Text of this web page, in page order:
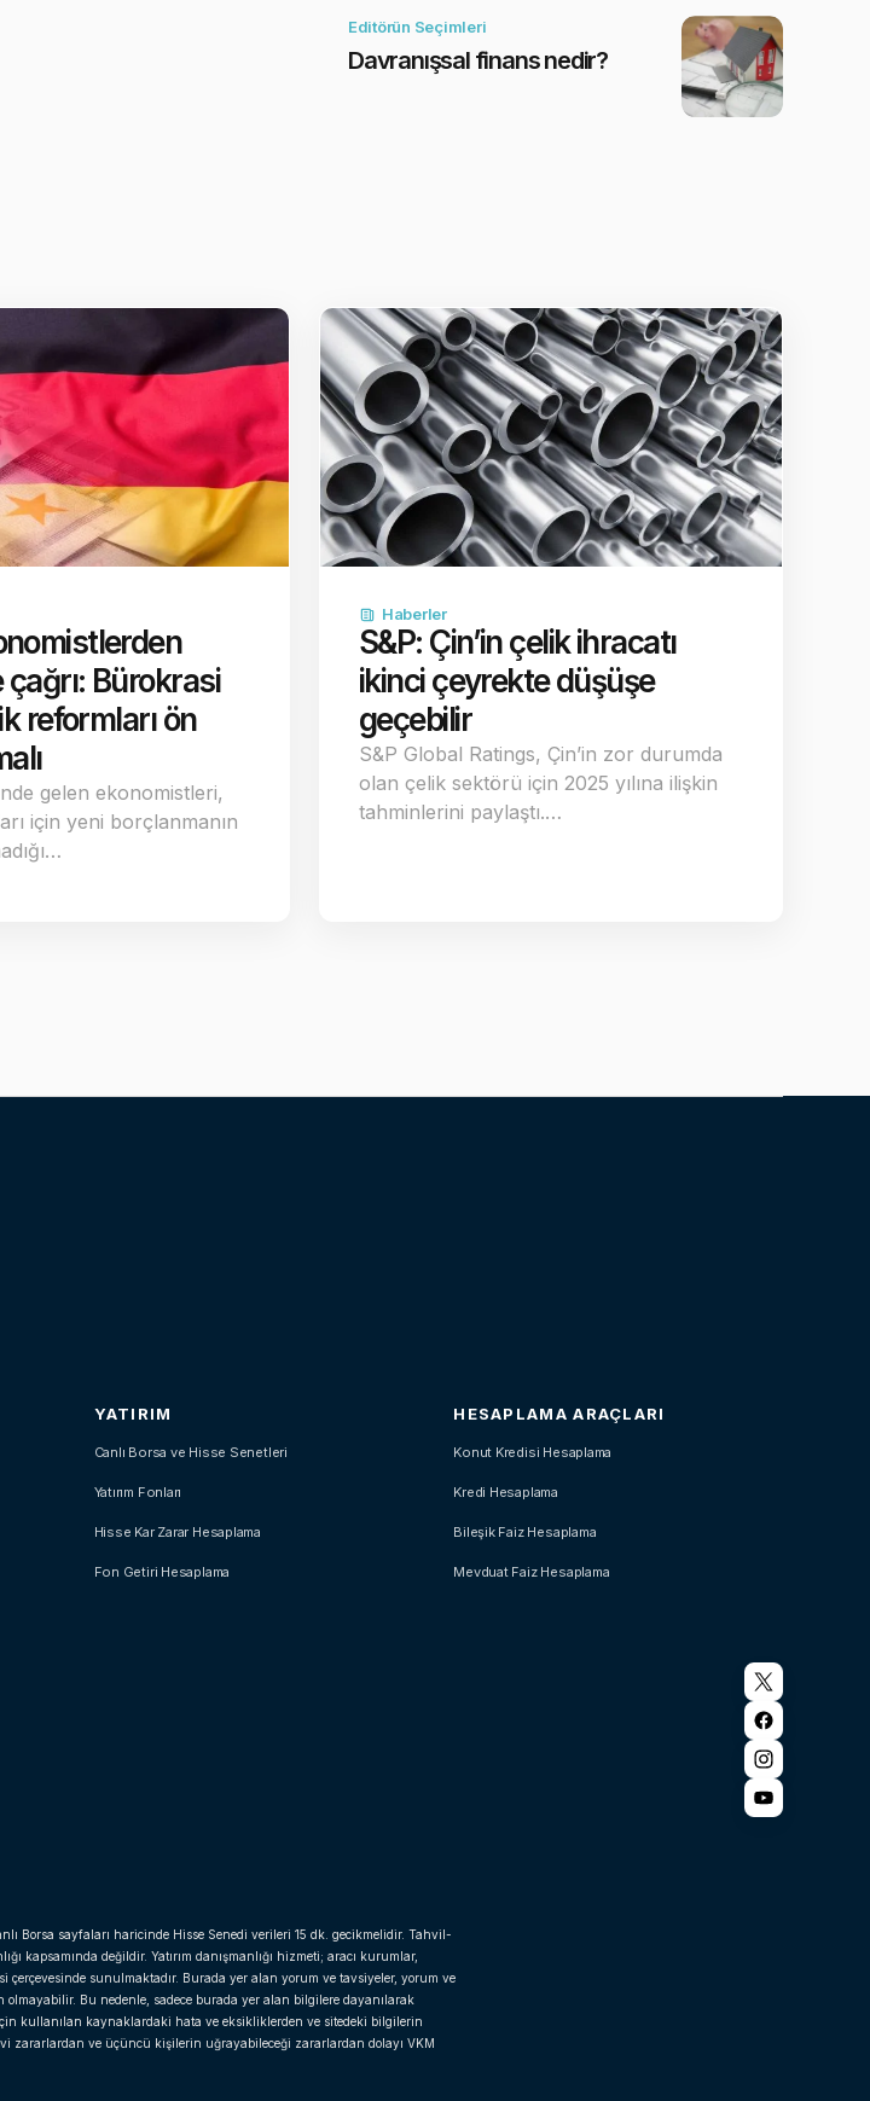
Editörün Seçimleri
Davranışsal finans nedir?
Bürokrasi
reformları ön
gelen ekonomistleri,
için yeni borçlanmanın
Haberler
S&P: Çin’in çelik ihracatı
ikinci çeyrekte düşüşe
geçebilir
S&P Global Ratings, Çin’in zor durumda
olan çelik sektörü için 2025 yılına ilişkin
tahminlerini paylaştı.…
YATIRIM
Canlı Borsa ve Hisse Senetleri
Yatırım Fonları
Hisse Kar Zarar Hesaplama
Fon Getiri Hesaplama
HESAPLAMA ARAÇLARI
Konut Kredisi Hesaplama
Kredi Hesaplama
Bileşik Faiz Hesaplama
Mevduat Faiz Hesaplama
Borsa sayfaları haricinde Hisse Senedi verileri 15 dk. gecikmelidir. Tahvil-
kapsamında değildir. Yatırım danışmanlığı hizmeti; aracı kurumlar,
çerçevesinde sunulmaktadır. Burada yer alan yorum ve tavsiyeler, yorum ve
Bu nedenle, sadece burada yer alan bilgilere dayanılarak
kullanılan kaynaklardaki hata ve eksikliklerden ve sitedeki bilgilerin
zararlardan ve üçüncü kişilerin uğrayabileceği zararlardan dolayı VKM